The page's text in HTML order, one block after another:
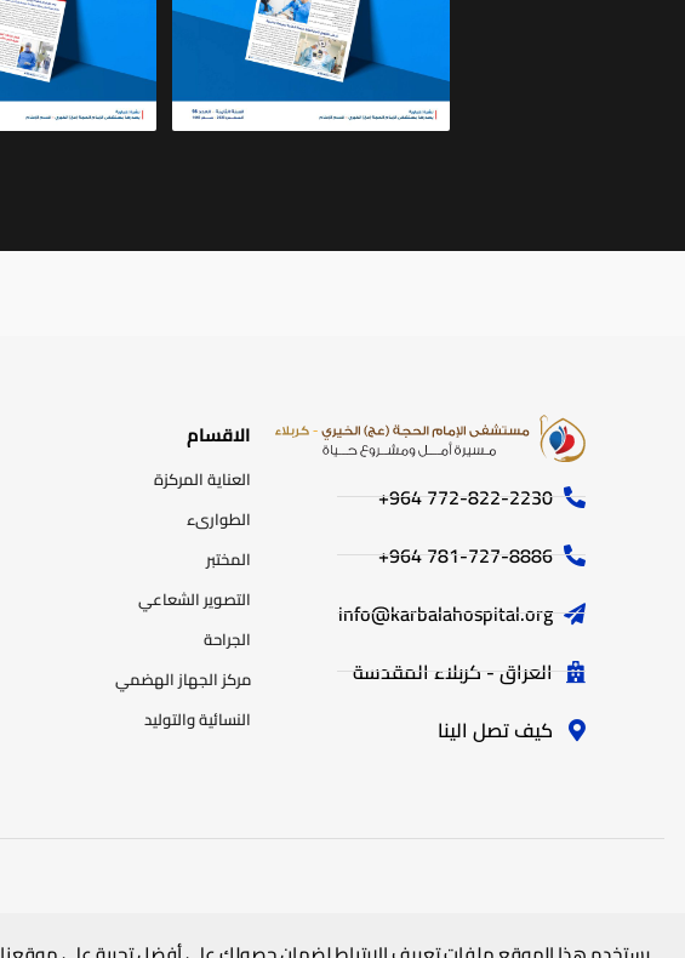
772-822-2230‏ 964+
781-727-8886 964+
info@karbalahospital.org
العراق - كربلاء المقدسة
كيف تصل الينا
الاقسام
العناية المركزة
الطوارىء
المختبر
التصوير الشعاعي
الجراحة
مركز الجهاز الهضمي
النسائية والتوليد
© 2025